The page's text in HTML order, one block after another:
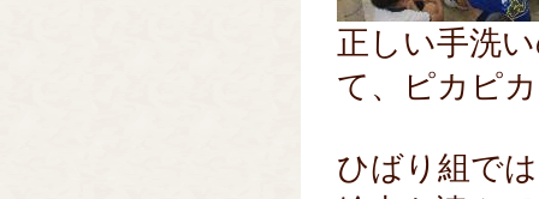
正しい手洗
て、ピカピ
ひばり組で